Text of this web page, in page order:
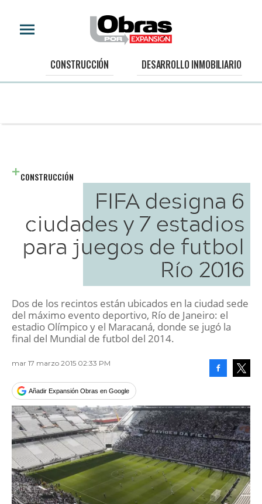
CONSTRUCCIÓN DESARROLLO INMOBILIARIO
CONSTRUCCIÓN
FIFA designa 6
ciudades y 7 estadios
para juegos de futbol
Río 2016
Dos de los recintos están ubicados en la ciudad sede
del máximo evento deportivo, Río de Janeiro: el
estadio Olímpico y el Maracaná, donde se jugó la
final del Mundial de futbol del 2014.
mar 17 marzo 2015 02:33 PM
Añadir Expansión Obras en Google